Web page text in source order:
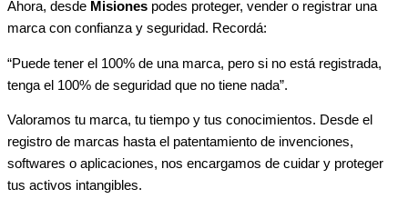
Ahora, desde Misiones podes proteger, vender o registrar una
marca con confianza y seguridad. Recordá:
“Puede tener el 100% de una marca, pero si no está registrada,
tenga el 100% de seguridad que no tiene nada”.
Valoramos tu marca, tu tiempo y tus conocimientos. Desde el
registro de marcas hasta el patentamiento de invenciones,
softwares o aplicaciones, nos encargamos de cuidar y proteger
tus activos intangibles.